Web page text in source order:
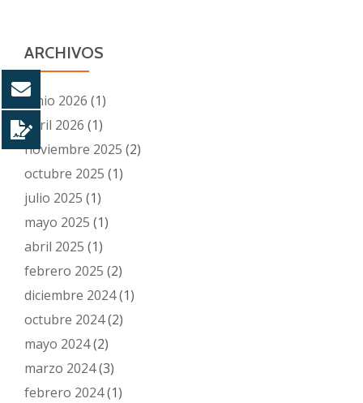
ARCHIVOS
junio 2026 (1)
abril 2026 (1)
noviembre 2025 (2)
octubre 2025 (1)
julio 2025 (1)
mayo 2025 (1)
abril 2025 (1)
febrero 2025 (2)
diciembre 2024(1)
octubre 2024(2)
mayo 2024(2)
marzo 2024(3)
febrero 2024(1)